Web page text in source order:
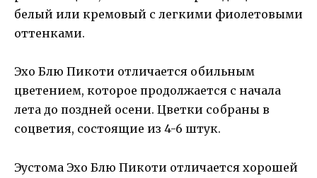
белый или кремовый с легкими фиолетовыми
оттенками.
Эхо Блю Пикоти отличается обильным
цветением, которое продолжается с начала
лета до поздней осени. Цветки собраны в
соцветия, состоящие из 4-6 штук.
Эустома Эхо Блю Пикоти отличается хорошей